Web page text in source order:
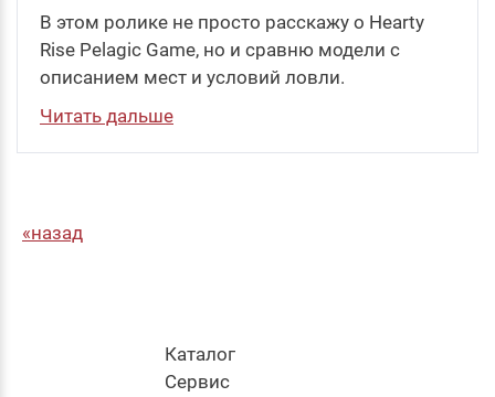
В этом ролике не просто расскажу о Hearty
Rise Pelagic Game, но и сравню модели с
описанием мест и условий ловли.
Читать дальше
назад
Каталог
Cервис